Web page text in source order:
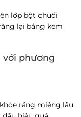
lớp bột chuối
lại bằng kem
với phương
răng miệng lâu